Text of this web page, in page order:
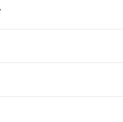
ディア
報
室
ョン
ション
資